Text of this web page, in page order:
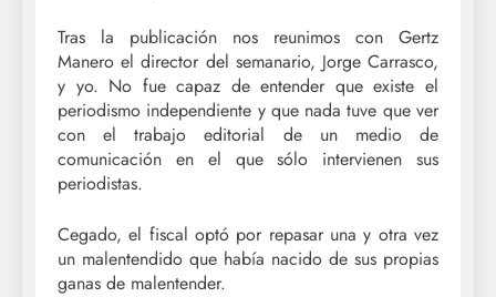
Tras la publicación nos reunimos con Gertz
Manero el director del semanario, Jorge Carrasco,
y yo. No fue capaz de entender que existe el
periodismo independiente y que nada tuve que ver
con el trabajo editorial de un medio de
comunicación en el que sólo intervienen sus
periodistas.
Cegado, el fiscal optó por repasar una y otra vez
un malentendido que había nacido de sus propias
ganas de malentender.